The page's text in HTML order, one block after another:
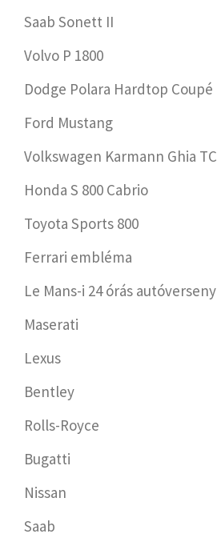
Saab Sonett II
Volvo P 1800
Dodge Polara Hardtop Coupé
Ford Mustang
Volkswagen Karmann Ghia TC
Honda S 800 Cabrio
Toyota Sports 800
Ferrari embléma
Le Mans-i 24 órás autóverseny
Maserati
Lexus
Bentley
Rolls-Royce
Bugatti
Nissan
Saab